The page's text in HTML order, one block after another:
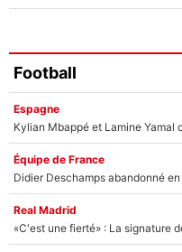
Football
Espagne
Équipe de France
Real Madrid